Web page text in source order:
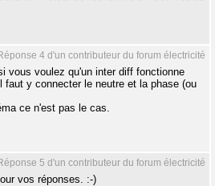
4 d'un contributeur du forum électricité
vous voulez qu'un inter diff fonctionne
faut y connecter le neutre et la phase (ou
ce n'est pas le cas.
5 d'un contributeur du forum électricité
vos réponses. :-)